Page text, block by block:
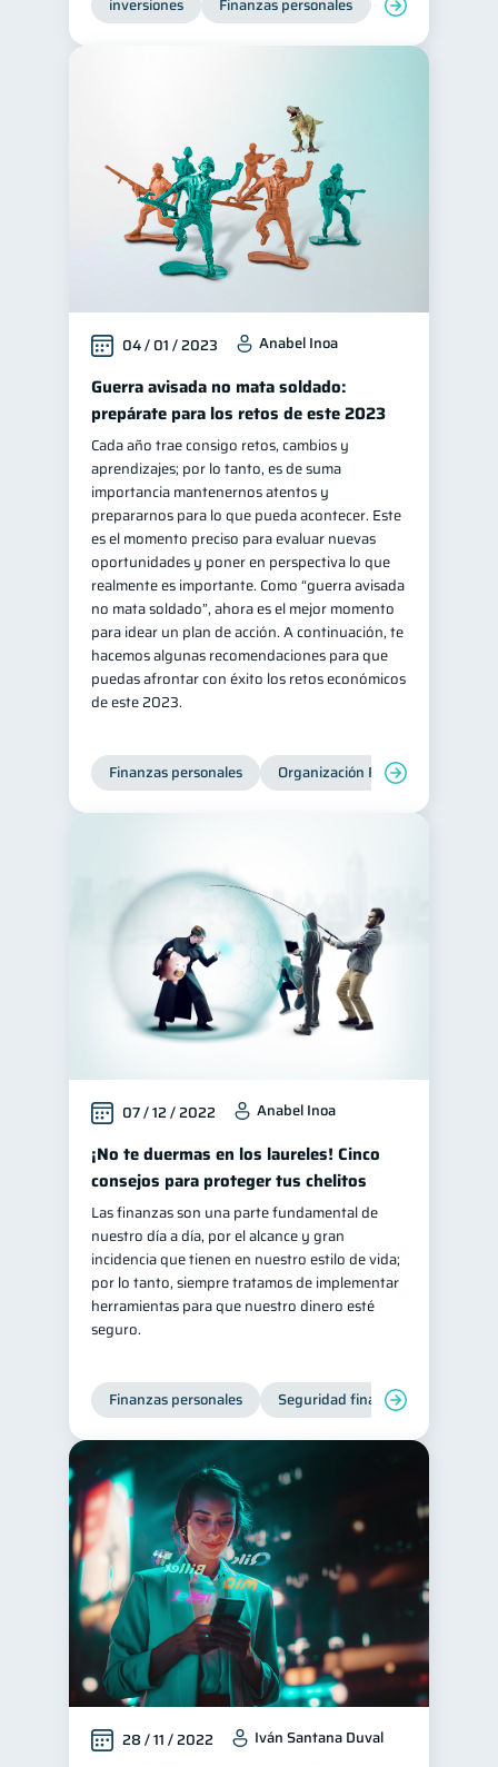
inversiones Finanzas personales Educación
04 / 01 / 2023 Anabel Inoa
Guerra avisada no mata soldado:
prepárate para los retos de este 2023
Cada año trae consigo retos, cambios y
aprendizajes; por lo tanto, es de suma
importancia mantenernos atentos y
prepararnos para lo que pueda acontecer. Este
es el momento preciso para evaluar nuevas
oportunidades y poner en perspectiva lo que
realmente es importante. Como “guerra avisada
no mata soldado”, ahora es el mejor momento
para idear un plan de acción. A continuación, te
hacemos algunas recomendaciones para que
puedas afrontar con éxito los retos económicos
de este 2023.
Finanzas personales Organización Financiera
07 / 12 / 2022 Anabel Inoa
¡No te duermas en los laureles! Cinco
consejos para proteger tus chelitos
Las finanzas son una parte fundamental de
nuestro día a día, por el alcance y gran
incidencia que tienen en nuestro estilo de vida;
por lo tanto, siempre tratamos de implementar
herramientas para que nuestro dinero esté
seguro.
Finanzas personales Seguridad financiera
28 / 11 / 2022 Iván Santana Duval